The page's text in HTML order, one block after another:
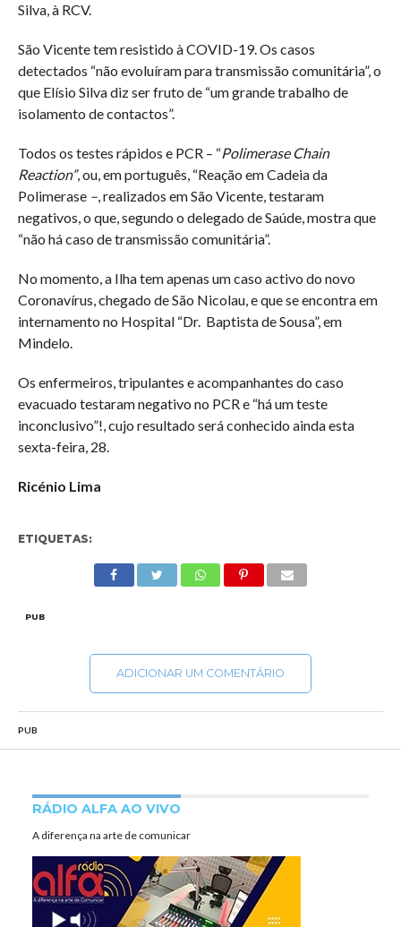
Silva, à RCV.
São Vicente tem resistido à COVID-19. Os casos
detectados “não evoluíram para transmissão comunitária”, o
que Elísio Silva diz ser fruto de “um grande trabalho de
isolamento de contactos”.
Todos os testes rápidos e PCR – “Polimerase Chain
Reaction”, ou, em português, “Reação em Cadeia da
Polimerase–, realizados em São Vicente, testaram
negativos, o que, segundo o delegado de Saúde, mostra que
“não há caso de transmissão comunitária”.
No momento, a Ilha tem apenas um caso activo do novo
Coronavírus, chegado de São Nicolau, e que se encontra em
internamento no Hospital “Dr. Baptista de Sousa”, em
Mindelo.
Os enfermeiros, tripulantes e acompanhantes do caso
evacuado testaram negativo no PCR e “há um teste
inconclusivo”!, cujo resultado será conhecido ainda esta
sexta-feira, 28.
Ricénio Lima
ETIQUETAS:
PUB
ADICIONAR UM COMENTÁRIO
PUB
RÁDIO ALFA AO VIVO
A diferença na arte de comunicar